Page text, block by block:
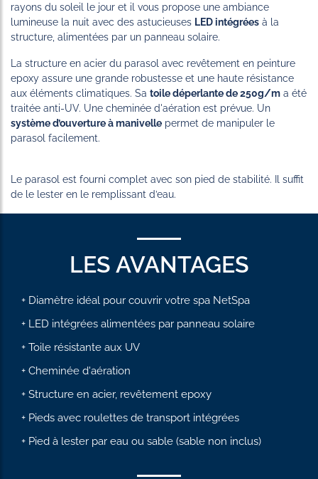
rayons du soleil le jour et il vous propose une ambiance
lumineuse la nuit avec des astucieuses LED intégrées à la
structure, alimentées par un panneau solaire.
La structure en acier du parasol avec revêtement en peinture
epoxy assure une grande robustesse et une haute résistance
aux éléments climatiques. Sa toile déperlante de 250g/m a été
traitée anti-UV. Une cheminée d'aération est prévue. Un
système d’ouverture à manivelle permet de manipuler le
parasol facilement.
Le parasol est fourni complet avec son pied de stabilité. Il suffit
de le lester en le remplissant d’eau.
LES AVANTAGES
+ Diamètre idéal pour couvrir votre spa NetSpa
+ LED intégrées alimentées par panneau solaire
+ Toile résistante aux UV
+ Cheminée d'aération
+ Structure en acier, revêtement epoxy
+ Pieds avec roulettes de transport intégrées
+ Pied à lester par eau ou sable (sable non inclus)